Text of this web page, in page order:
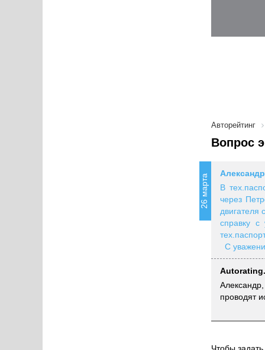
Авторейтинг
Вопрос
26 марта
В
через
двигателя
справку
С
проводят